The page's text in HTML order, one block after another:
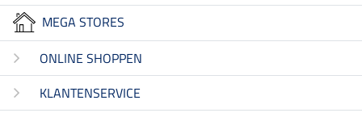
MEGA STORES
ONLINE SHOPPEN
KLANTENSERVICE